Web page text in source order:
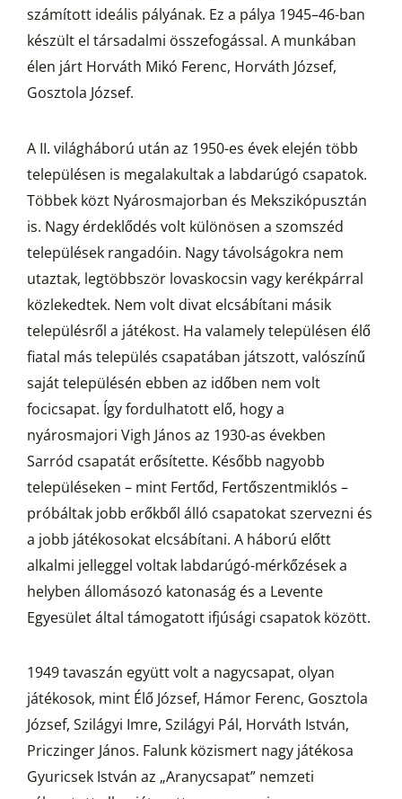
számított ideális pályának. Ez a pálya 1945–46-ban
készült el társadalmi összefogással. A munkában
élen járt Horváth Mikó Ferenc, Horváth József,
Gosztola József.
A II. világháború után az 1950-es évek elején több
településen is megalakultak a labdarúgó csapatok.
Többek közt Nyárosmajorban és Mekszikópusztán
is. Nagy érdeklődés volt különösen a szomszéd
települések rangadóin. Nagy távolságokra nem
utaztak, legtöbbször lovaskocsin vagy kerékpárral
közlekedtek. Nem volt divat elcsábítani másik
településről a játékost. Ha valamely településen élő
fiatal más település csapatában játszott, valószínű
saját településén ebben az időben nem volt
focicsapat. Így fordulhatott elő, hogy a
nyárosmajori Vigh János az 1930-as években
Sarród csapatát erősítette. Később nagyobb
településeken – mint Fertőd, Fertőszentmiklós –
próbáltak jobb erőkből álló csapatokat szervezni és
a jobb játékosokat elcsábítani. A háború előtt
alkalmi jelleggel voltak labdarúgó-mérkőzések a
helyben állomásozó katonaság és a Levente
Egyesület által támogatott ifjúsági csapatok között.
1949 tavaszán együtt volt a nagycsapat, olyan
játékosok, mint Élő József, Hámor Ferenc, Gosztola
József, Szilágyi Imre, Szilágyi Pál, Horváth István,
Priczinger János. Falunk közismert nagy játékosa
Gyuricsek István az „Aranycsapat” nemzeti